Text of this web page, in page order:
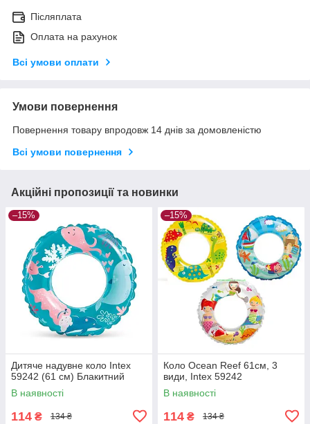
Післяплата
Оплата на рахунок
Всі умови оплати
Умови повернення
Повернення товару впродовж 14 днів за домовленістю
Всі умови повернення
Акційні пропозиції та новинки
–15%
Дитяче надувне коло Intex
59242 (61 см) Блакитний
В наявності
114 ₴ 134 ₴
–15%
Коло Ocean Reef 61см, 3
види, Intex 59242
В наявності
114 ₴ 134 ₴